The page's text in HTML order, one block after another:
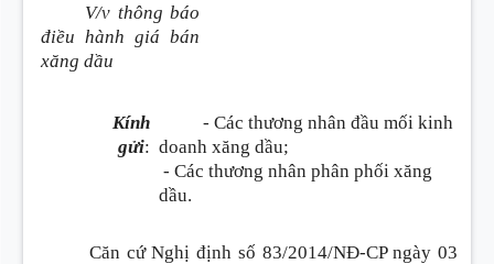
V/v thông báo
điều hành giá bán
xăng dầu
Kính
gửi:
- Các thương nhân đầu mối kinh
doanh xăng dầu;
- Các thương nhân phân phối xăng
dầu.
Căn cứ Nghị định số 83/2014/NĐ-CP ngày 03